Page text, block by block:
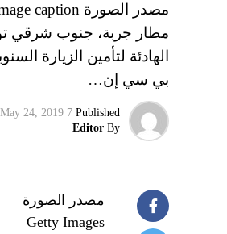
مطار جربة، جنوب شرقي
الهادئة لتأمين الزيارة
بي سي إن…
Published
7 years ago
May 24, 2019
By
Editor
مصدر الصورة
Getty Images